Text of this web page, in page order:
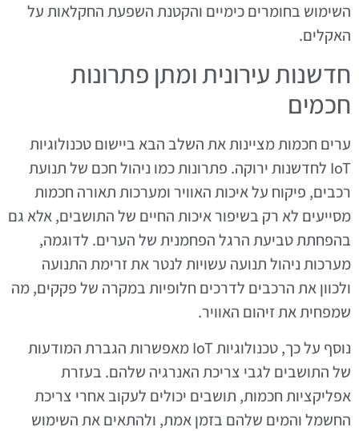
השימוש בחומרים כימיים והקטנת השפעת החקלאות על
האקלים.
חדשנות עירונית ומתן פתרונות
חכמים
ערים חכמות מציינות את השלב הבא ביישום טכנולוגיות
IoT לחדשנות ירוקה. פתרונות כמו ניהול חכם של תנועת
רכבים, פיקוח על איכות האוויר ומערכות תאורה חכמות
מסייעים לא רק בשיפור איכות החיים של התושבים, אלא גם
בהפחתת טביעת הרגל הפחמנית של הערים. לדוגמה,
מערכות ניהול תנועה עשויות לנטר את זרימת התנועה
ולכוון את הרכבים לדרכים חלופיות במקרה של פקקים, מה
שמפחית את זיהום האוויר.
נוסף על כך, טכנולוגיות IoT מאפשרות הגברת המודעות
של התושבים לגבי צריכת האנרגיה שלהם. בעזרת
אפליקציות חכמות, תושבים יכולים לעקוב אחרי צריכת
החשמל והמים שלהם בזמן אמת, ולהתאים את השימוש